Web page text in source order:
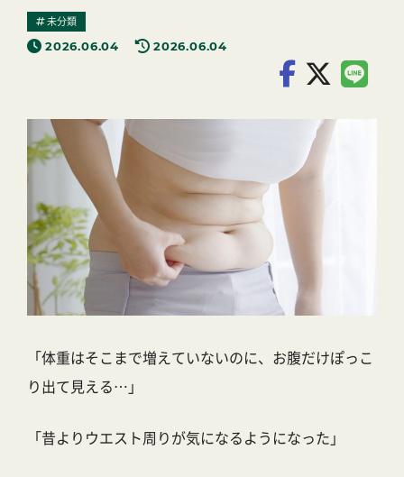
未分類
2026.06.04
2026.06.04
「体重はそこまで増えていないのに、お腹だけぽっこ
り出て見える…」
「昔よりウエスト周りが気になるようになった」